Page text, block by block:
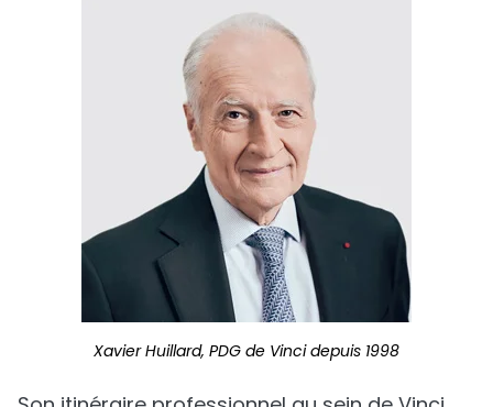
Xavier Huillard, PDG de Vinci depuis 1998